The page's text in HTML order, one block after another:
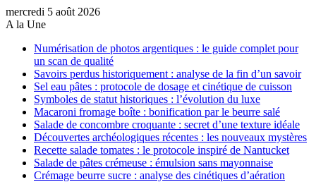
mercredi 5 août 2026
A la Une
Numérisation de photos argentiques : le guide complet pour
un scan de qualité
Savoirs perdus historiquement : analyse de la fin d’un savoir
Sel eau pâtes : protocole de dosage et cinétique de cuisson
Symboles de statut historiques : l’évolution du luxe
Macaroni fromage boîte : bonification par le beurre salé
Salade de concombre croquante : secret d’une texture idéale
Découvertes archéologiques récentes : les nouveaux mystères
Recette salade tomates : le protocole inspiré de Nantucket
Salade de pâtes crémeuse : émulsion sans mayonnaise
Crémage beurre sucre : analyse des cinétiques d’aération